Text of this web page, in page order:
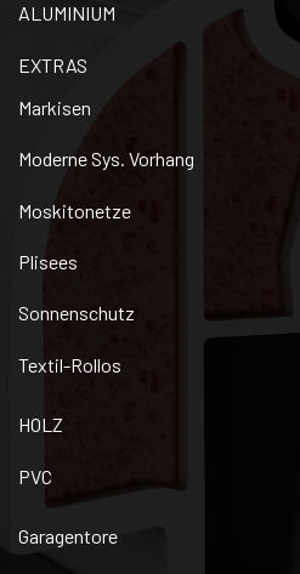
ALUMINIUM
EXTRAS
Markisen
Moderne Sys. Vorhang
Moskitonetze
Plisees
Sonnenschutz
Textil-Rollos
HOLZ
PVC
Garagentore